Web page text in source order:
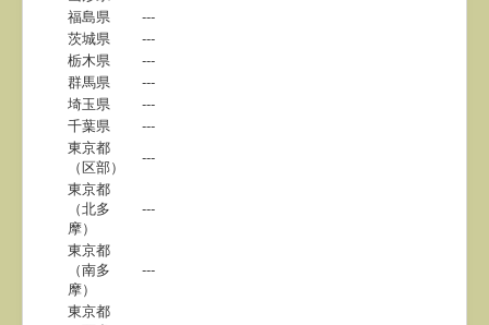
福島県
---
茨城県
---
栃木県
---
群馬県
---
埼玉県
---
千葉県
---
東京都
（区部）
---
東京都
（北多
摩）
---
東京都
（南多
摩）
---
東京都